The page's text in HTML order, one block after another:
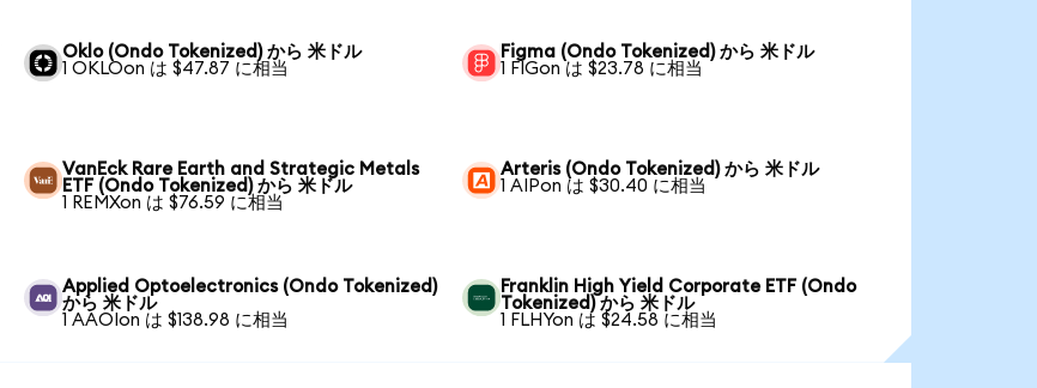
Oklo (Ondo Tokenized) から 米ドル
1 OKLOon は $47.87 に相当
Figma (Ondo Tokenized) から 米ドル
1 FIGon は $23.78 に相当
VanEck Rare Earth and Strategic Metals
ETF (Ondo Tokenized) から 米ドル
1 REMXon は $76.59 に相当
Arteris (Ondo Tokenized) から 米ドル
1 AIPon は $30.40 に相当
Applied Optoelectronics (Ondo Tokenized)
から 米ドル
1 AAOIon は $138.98 に相当
Franklin High Yield Corporate ETF (Ondo
Tokenized) から 米ドル
1 FLHYon は $24.58 に相当